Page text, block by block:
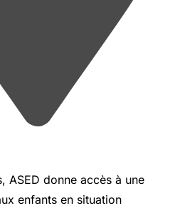
ASED donne accès à une
enfants en situation